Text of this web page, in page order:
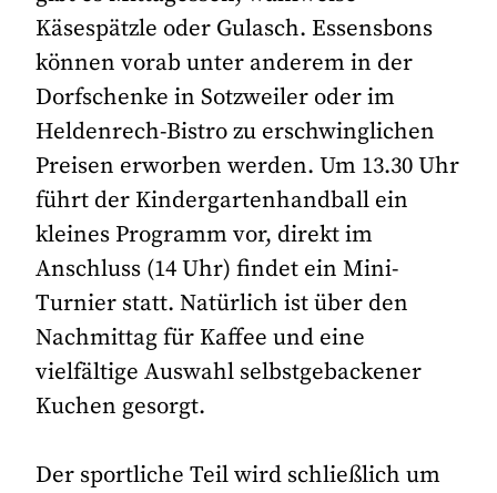
Käsespätzle oder Gulasch. Essensbons
können vorab unter anderem in der
Dorfschenke in Sotzweiler oder im
Heldenrech-Bistro zu erschwinglichen
Preisen erworben werden. Um 13.30 Uhr
führt der Kindergartenhandball ein
kleines Programm vor, direkt im
Anschluss (14 Uhr) findet ein Mini-
Turnier statt. Natürlich ist über den
Nachmittag für Kaffee und eine
vielfältige Auswahl selbstgebackener
Kuchen gesorgt.
Der sportliche Teil wird schließlich um